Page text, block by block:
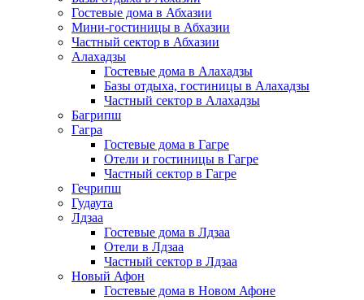
Гостевые дома в Абхазии
Мини-гостиницы в Абхазии
Частный сектор в Абхазии
Алахадзы
Гостевые дома в Алахадзы
Базы отдыха, гостиницы в Алахадзы
Частный сектор в Алахадзы
Багрипш
Гагра
Гостевые дома в Гагре
Отели и гостиницы в Гагре
Частный сектор в Гагре
Гечрипш
Гудаута
Лдзаа
Гостевые дома в Лдзаа
Отели в Лдзаа
Частный сектор в Лдзаа
Новый Афон
Гостевые дома в Новом Афоне